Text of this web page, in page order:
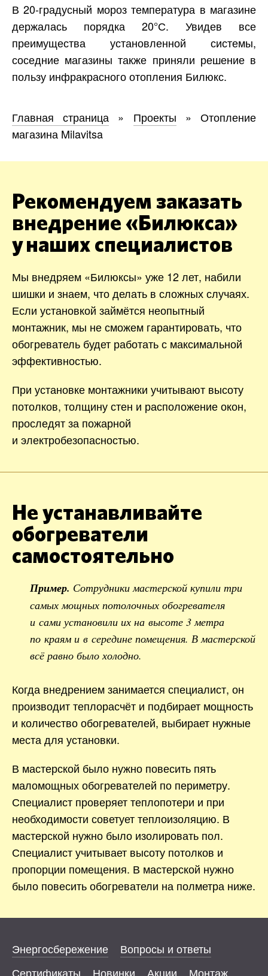
В 20-градусный мороз температура в магазине
держалась порядка 20°С. Увидев все
преимущества установленной системы,
соседние магазины также приняли решение в
пользу инфракрасного отопления Билюкс.
Главная страница » Проекты »Отопление
магазина Milavitsa
Рекомендуем заказать
внедрение «Билюкса»
у наших специалистов
Мы внедряем «Билюксы» уже 12 лет, набили
шишки и знаем, что делать в сложных случаях.
Если установкой займётся неопытный
монтажник, мы не сможем гарантировать, что
обогреватель будет работать с максимальной
эффективностью.
При установке монтажники учитывают высоту
потолков, толщину стен и расположение окон,
проследят за пожарной
и электробезопасностью.
Не устанавливайте
обогреватели
самостоятельно
Пример. Сотрудники мастерской купили три
самых мощных потолочных обогревателя
и сами установили их на высоте 3 метра
по краям и в середине помещения. В мастерской
всё равно было холодно.
Когда внедрением занимается специалист, он
производит теплорасчёт и подбирает мощность
и количество обогревателей, выбирает нужные
места для установки.
В мастерской было нужно повесить пять
маломощных обогревателей по периметру.
Специалист проверяет теплопотери и при
необходимости советует теплоизоляцию. В
мастерской нужно было изолировать пол.
Специалист учитывает высоту потолков и
пропорции помещения. В мастерской нужно
было повесить обогреватели на полметра ниже.
Энергосбережение
Вопросы и ответы
Сертификаты
Новинки Акции Монтаж